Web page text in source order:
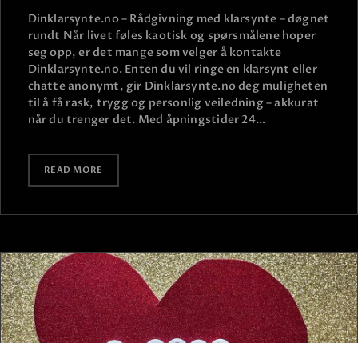
FAQ
KONTAKT OSS
Dinklarsynte.no – Rådgivning med klarsynte – døgnet
rundt Når livet føles kaotisk og spørsmålene hoper
seg opp, er det mange som velger å kontakte
Dinklarsynte.no. Enten du vil ringe en klarsynt eller
chatte anonymt, gir Dinklarsynte.no deg muligheten
til å få rask, trygg og personlig veiledning – akkurat
når du trenger det. Med åpningstider 24…
READ MORE